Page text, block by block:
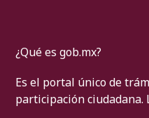
¿Qué es gob.mx?
Es el portal único de
participación ciudadana.